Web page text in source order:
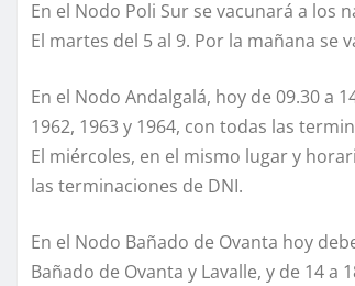
En el Nodo Poli Sur se vacunará a los
El martes del 5 al 9. Por la mañana se
En el Nodo Andalgalá, hoy de 09.30 a
1962, 1963 y 1964, con todas las
El miércoles, en el mismo lugar y
las terminaciones de DNI.
En el Nodo Bañado de Ovanta hoy
Bañado de Ovanta y Lavalle, y de 14 a